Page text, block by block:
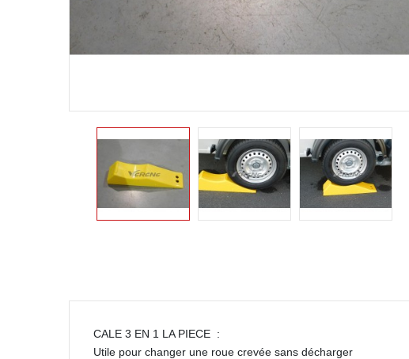
CALE 3 EN 1 LA PIECE :
Utile pour changer une roue crevée sans décharger